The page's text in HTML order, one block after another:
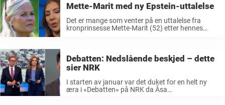
Mette-Marit med ny Epstein-uttalelse
Det er mange som venter på en uttalelse fra
kronprinsesse Mette-Marit (52) etter hennes
Debatten: Nedslående beskjed – dette
sier NRK
I starten av januar var det duket for en helt ny
æra i «Debatten» på NRK da Åsa